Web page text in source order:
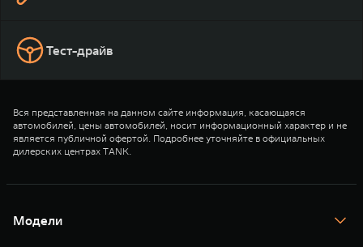
Тест-драйв
Вся представленная на данном сайте информация, касающаяся
автомобилей, цены автомобилей, носит информационный характер и не
является публичной офертой. Подробнее уточняйте в официальных
дилерских центрах TANK.
Модели